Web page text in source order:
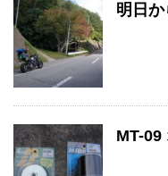
明日
MT-09